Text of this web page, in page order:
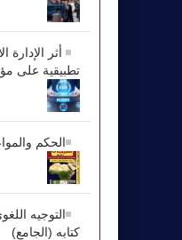
أثر
تطبيقية على
الحكم
التوجيه
كتابه (الجامع)